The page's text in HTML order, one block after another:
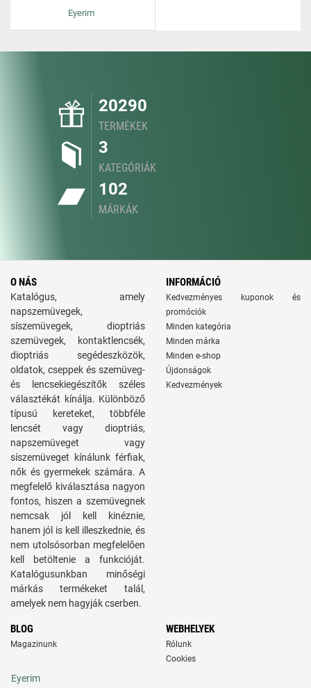
Eyerim
20290
TERMÉKEK
3
KATEGÓRIÁK
102
MÁRKÁK
O NÁS
Katalógus, amely
napszemüvegek,
síszemüvegek, dioptriás
szemüvegek, kontaktlencsék,
dioptriás segédeszközök,
oldatok, cseppek és szemüveg-
és lencsekiegészítők széles
választékát kínálja. Különböző
típusú kereteket, többféle
lencsét vagy dioptriás,
napszemüveget vagy
síszemüveget kínálunk férfiak,
nők és gyermekek számára. A
megfelelő kiválasztása nagyon
fontos, hiszen a szemüvegnek
nemcsak jól kell kinéznie,
hanem jól is kell illeszkednie, és
nem utolsósorban megfelelően
kell betöltenie a funkcióját.
Katalógusunkban minőségi
márkás termékeket talál,
amelyek nem hagyják cserben.
INFORMÁCIÓ
Kedvezményes kuponok és
promóciók
Minden kategória
Minden márka
Minden e-shop
Újdonságok
Kedvezmények
BLOG
Magazinunk
WEBHELYEK
Rólunk
Cookies
Eyerim